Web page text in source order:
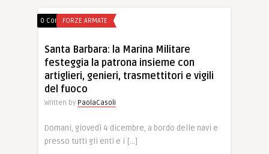
0 CommentsFORZE ARMATE
Santa Barbara: la Marina Militare
festeggia la patrona insieme con
artiglieri, genieri, trasmettitori e vigili
del fuoco
Written by PaolaCasoli
Domani, giovedì 4 dicembre, a bordo delle navi e
presso tutti gli enti e i […]